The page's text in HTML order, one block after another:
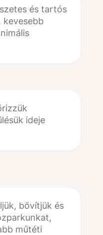
és tartós
kevesebb
ideje
bővítjük és
műtéti